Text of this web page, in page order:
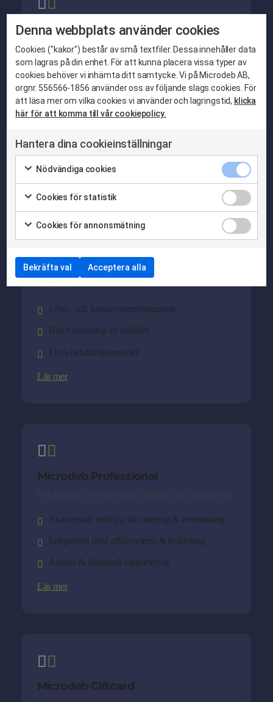
Microdeb Starter
Det enkla sättet att ta emot beställningar och
betalningar – direkt i mobilen.
Enkelt & Snabbt
Kontaktlösa transaktioner
Smartare måltidshantering för växande
organisationer.
Löne- och kassasystemintegration
Batchhantering av måltider
Flera betalningsmetoder
Läs mer
Microdeb Professional
Avancerade verktyg för catering & evenemang
Integration med affärssystem & bokföring
Analys & finansiell rapportering
Läs mer
Microdeb Giftcard
Denna webbplats använder cookies
Cookies ("kakor") består av små textfiler. Dessa innehåller data
som lagras på din enhet. För att kunna placera vissa typer av
cookies behöver vi inhämta ditt samtycke. Vi på Microdeb AB,
orgnr. 556566-1856 använder oss av följande slags cookies. För
att läsa mer om vilka cookies vi använder och lagringstid, klicka
här för att komma till vår cookiepolicy.
Hantera dina cookieinställningar
Nödvändiga cookies
Cookies för statistik
Cookies för annonsmätning
Bekräfta val Acceptera alla